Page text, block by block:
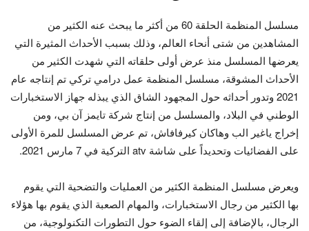
مسلسل المنظمة الحلقة 60 من أكثر ما يبحث عنه الكثير من
المشاهدين من شتى أنحاء العالم، وذلك بسبب الأحداث المثيرة التي
يعرضها المسلسل منذ عرض أولى حلقاته التي شهدت الكثير من
الأحداث المشوقة، مسلسل المنظمة عمل درامي تركي تم إنتاجه عام
2021 وتدور أحداثه حول المجهود الشاق الذي يبذله جهاز الاستخبارات
الوطني في البلاد، والمسلسل من إنتاج شركة تايمز آن بي، ومن
إخراج ياغير الب وهاكان كيرفافاش، تم عرض المسلسل للمرة الأولى
على الفضائيات وتحديداً على شاشة atv التركية في 7 مارس 2021.
ويعرض مسلسل المنظمة الكثير من العمليات والتضحية التي يقوم
بها الكثير من رجال الاستخبارات، والمهام الصعبة الذي يقوم بها هؤلاء
الرجال، بالإضافة إلى إلقاء الضوء حول التطورات التكنولوجية، من